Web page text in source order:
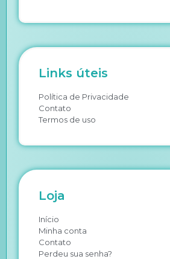
Links úteis
Política de Privacidade
Contato
Termos de uso
Loja
Início
Minha conta
Contato
Perdeu sua senha?